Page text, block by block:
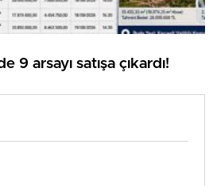
9 arsayı satışa çıkardı!